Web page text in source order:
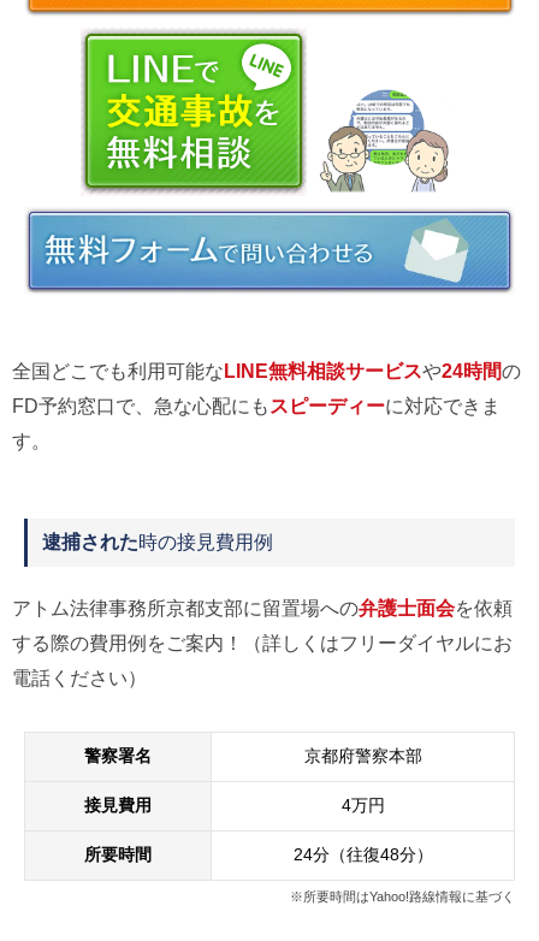
全国どこでも利用可能なLINE無料相談サービスや24時間の
FD予約窓口で、急な心配にも スピーディーに対応できま
す。
逮捕された時の接見費用例
アトム法律事務所京都支部に留置場への弁護士面会を依頼
する際の費用例をご案内！（詳しくはフリーダイヤルにお
電話ください）
警察署名 京都府警察本部
接見費用 4万円
所要時間 24分（往復48分）
※所要時間はYahoo!路線情報に基づく